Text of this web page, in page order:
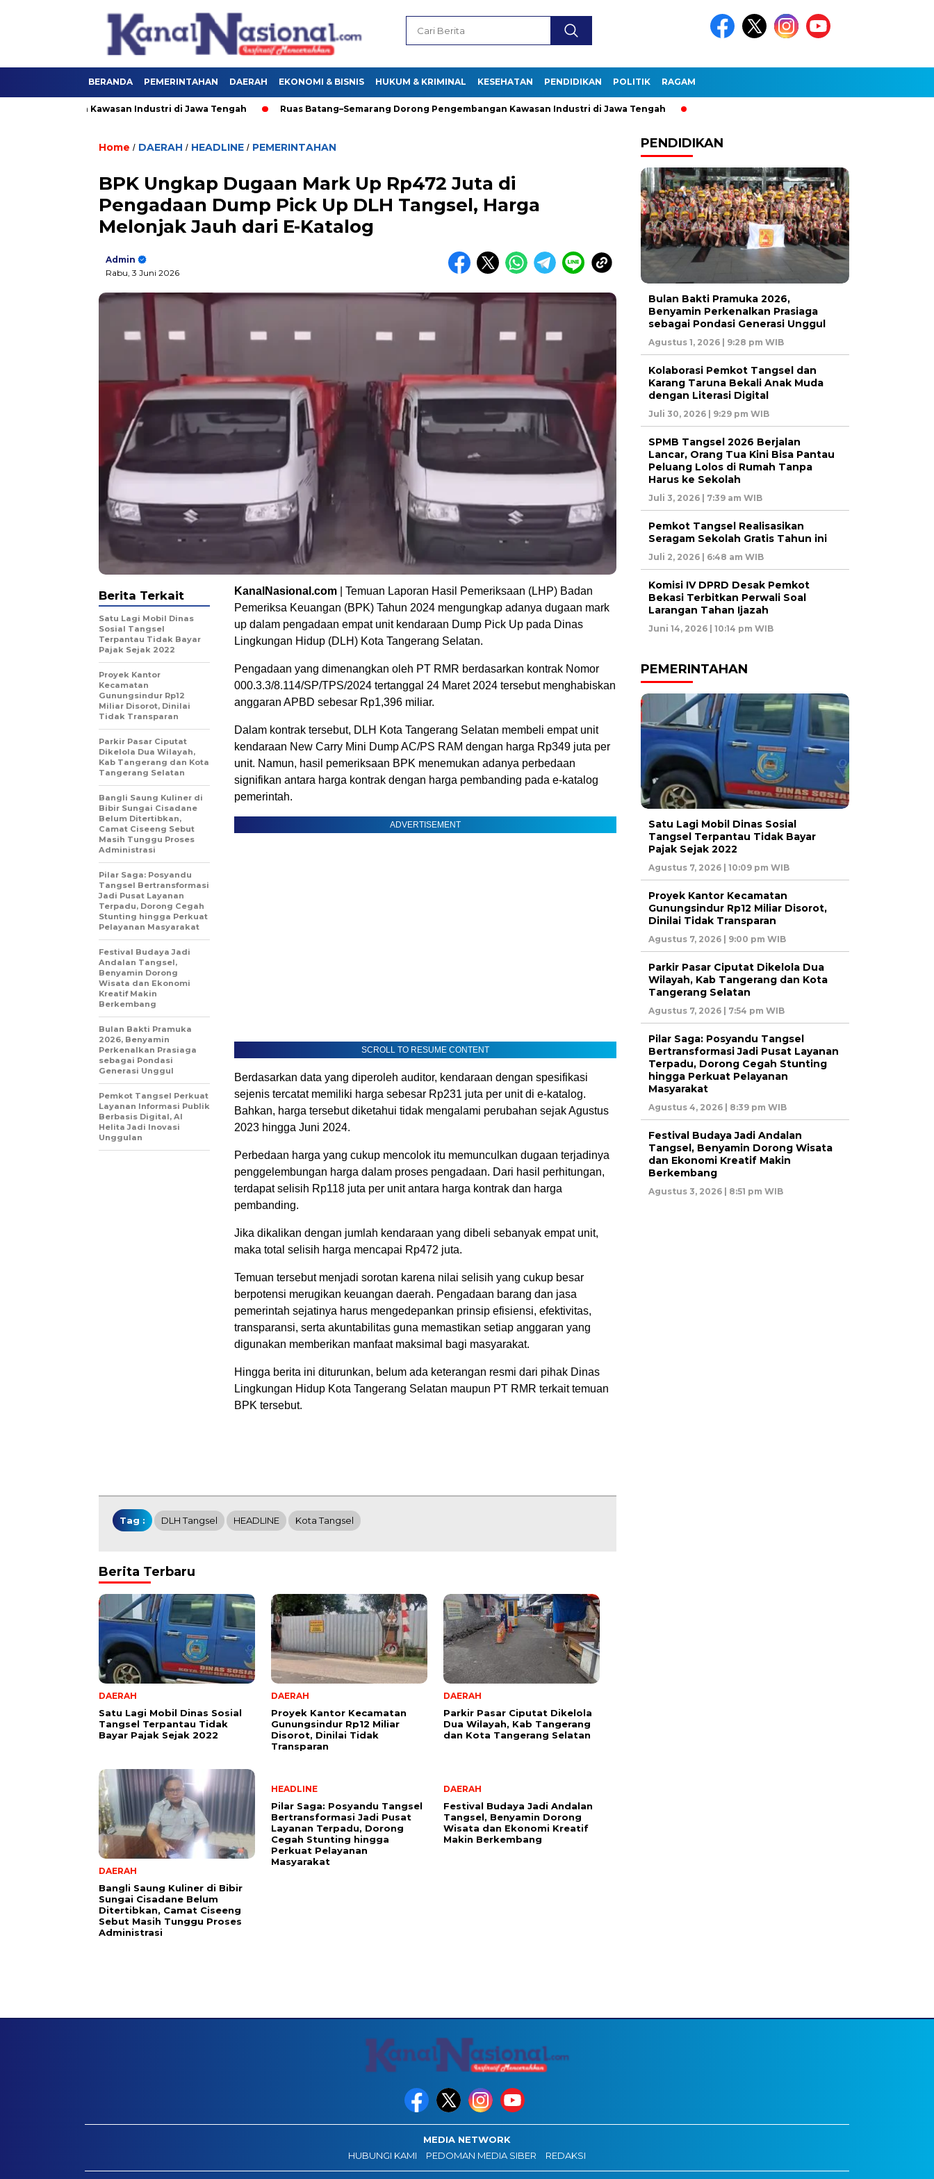
BERANDA PEMERINTAHAN DAERAH EKONOMI & BISNIS HUKUM & KRIMINAL KESEHATAN PENDIDIKAN POLITIK RAGAM
Kawasan Industri di Jawa Tengah Ruas Batang–Semarang Dorong Pengembangan Kawasan Industri di Jawa Tengah
Home / DAERAH / HEADLINE / PEMERINTAHAN
BPK Ungkap Dugaan Mark Up Rp472 Juta di
Pengadaan Dump Pick Up DLH Tangsel, Harga
Melonjak Jauh dari E-Katalog
Admin
Rabu, 3 Juni 2026
KanalNasional.com | Temuan Laporan Hasil Pemeriksaan (LHP) Badan
Pemeriksa Keuangan (BPK) Tahun 2024 mengungkap adanya dugaan mark
up dalam pengadaan empat unit kendaraan Dump Pick Up pada Dinas
Lingkungan Hidup (DLH) Kota Tangerang Selatan.
Pengadaan yang dimenangkan oleh PT RMR berdasarkan kontrak Nomor
000.3.3/8.114/SP/TPS/2024 tertanggal 24 Maret 2024 tersebut menghabiskan
anggaran APBD sebesar Rp1,396 miliar.
Dalam kontrak tersebut, DLH Kota Tangerang Selatan membeli empat unit
kendaraan New Carry Mini Dump AC/PS RAM dengan harga Rp349 juta per
unit. Namun, hasil pemeriksaan BPK menemukan adanya perbedaan
signifikan antara harga kontrak dengan harga pembanding pada e-katalog
pemerintah.
ADVERTISEMENT
SCROLL TO RESUME CONTENT
Berdasarkan data yang diperoleh auditor, kendaraan dengan spesifikasi
sejenis tercatat memiliki harga sebesar Rp231 juta per unit di e-katalog.
Bahkan, harga tersebut diketahui tidak mengalami perubahan sejak Agustus
2023 hingga Juni 2024.
Perbedaan harga yang cukup mencolok itu memunculkan dugaan terjadinya
penggelembungan harga dalam proses pengadaan. Dari hasil perhitungan,
terdapat selisih Rp118 juta per unit antara harga kontrak dan harga
pembanding.
Jika dikalikan dengan jumlah kendaraan yang dibeli sebanyak empat unit,
maka total selisih harga mencapai Rp472 juta.
Temuan tersebut menjadi sorotan karena nilai selisih yang cukup besar
berpotensi merugikan keuangan daerah. Pengadaan barang dan jasa
pemerintah sejatinya harus mengedepankan prinsip efisiensi, efektivitas,
transparansi, serta akuntabilitas guna memastikan setiap anggaran yang
digunakan memberikan manfaat maksimal bagi masyarakat.
Hingga berita ini diturunkan, belum ada keterangan resmi dari pihak Dinas
Lingkungan Hidup Kota Tangerang Selatan maupun PT RMR terkait temuan
BPK tersebut.
Berita Terkait
Satu Lagi Mobil Dinas
Sosial Tangsel
Terpantau Tidak Bayar
Pajak Sejak 2022
Proyek Kantor
Kecamatan
Gunungsindur Rp12
Miliar Disorot, Dinilai
Tidak Transparan
Parkir Pasar Ciputat
Dikelola Dua Wilayah,
Kab Tangerang dan Kota
Tangerang Selatan
Bangli Saung Kuliner di
Bibir Sungai Cisadane
Belum Ditertibkan,
Camat Ciseeng Sebut
Masih Tunggu Proses
Administrasi
Pilar Saga: Posyandu
Tangsel Bertransformasi
Jadi Pusat Layanan
Terpadu, Dorong Cegah
Stunting hingga Perkuat
Pelayanan Masyarakat
Festival Budaya Jadi
Andalan Tangsel,
Benyamin Dorong
Wisata dan Ekonomi
Kreatif Makin
Berkembang
Bulan Bakti Pramuka
2026, Benyamin
Perkenalkan Prasiaga
sebagai Pondasi
Generasi Unggul
Pemkot Tangsel Perkuat
Layanan Informasi Publik
Berbasis Digital, AI
Helita Jadi Inovasi
Unggulan
Tag : DLH Tangsel HEADLINE Kota Tangsel
Berita Terbaru
DAERAH
Satu Lagi Mobil Dinas Sosial
Tangsel Terpantau Tidak
Bayar Pajak Sejak 2022
DAERAH
Proyek Kantor Kecamatan
Gunungsindur Rp12 Miliar
Disorot, Dinilai Tidak
Transparan
DAERAH
Parkir Pasar Ciputat Dikelola
Dua Wilayah, Kab Tangerang
dan Kota Tangerang Selatan
DAERAH
Bangli Saung Kuliner di Bibir
Sungai Cisadane Belum
Ditertibkan, Camat Ciseeng
Sebut Masih Tunggu Proses
Administrasi
HEADLINE
Pilar Saga: Posyandu Tangsel
Bertransformasi Jadi Pusat
Layanan Terpadu, Dorong
Cegah Stunting hingga
Perkuat Pelayanan
Masyarakat
DAERAH
Festival Budaya Jadi Andalan
Tangsel, Benyamin Dorong
Wisata dan Ekonomi Kreatif
Makin Berkembang
PENDIDIKAN
Bulan Bakti Pramuka 2026,
Benyamin Perkenalkan Prasiaga
sebagai Pondasi Generasi Unggul
Agustus 1, 2026 | 9:28 pm WIB
Kolaborasi Pemkot Tangsel dan
Karang Taruna Bekali Anak Muda
dengan Literasi Digital
Juli 30, 2026 | 9:29 pm WIB
SPMB Tangsel 2026 Berjalan
Lancar, Orang Tua Kini Bisa Pantau
Peluang Lolos di Rumah Tanpa
Harus ke Sekolah
Juli 3, 2026 | 7:39 am WIB
Pemkot Tangsel Realisasikan
Seragam Sekolah Gratis Tahun ini
Juli 2, 2026 | 6:48 am WIB
Komisi IV DPRD Desak Pemkot
Bekasi Terbitkan Perwali Soal
Larangan Tahan Ijazah
Juni 14, 2026 | 10:14 pm WIB
PEMERINTAHAN
Satu Lagi Mobil Dinas Sosial
Tangsel Terpantau Tidak Bayar
Pajak Sejak 2022
Agustus 7, 2026 | 10:09 pm WIB
Proyek Kantor Kecamatan
Gunungsindur Rp12 Miliar Disorot,
Dinilai Tidak Transparan
Agustus 7, 2026 | 9:00 pm WIB
Parkir Pasar Ciputat Dikelola Dua
Wilayah, Kab Tangerang dan Kota
Tangerang Selatan
Agustus 7, 2026 | 7:54 pm WIB
Pilar Saga: Posyandu Tangsel
Bertransformasi Jadi Pusat Layanan
Terpadu, Dorong Cegah Stunting
hingga Perkuat Pelayanan
Masyarakat
Agustus 4, 2026 | 8:39 pm WIB
Festival Budaya Jadi Andalan
Tangsel, Benyamin Dorong Wisata
dan Ekonomi Kreatif Makin
Berkembang
Agustus 3, 2026 | 8:51 pm WIB
MEDIA NETWORK
HUBUNGI KAMI
PEDOMAN MEDIA SIBER REDAKSI